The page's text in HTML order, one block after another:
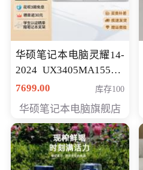
华硕笔记本电脑灵耀14-
2024 UX3405MA155夜
空蓝 oled 智慧轻薄本 会
7699.00 库存100
华硕笔记本电脑旗舰店